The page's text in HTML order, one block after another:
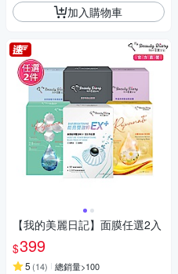
加入購物車
【我的美麗日記】面膜任選2入
$399
5 (14) 總銷量>100